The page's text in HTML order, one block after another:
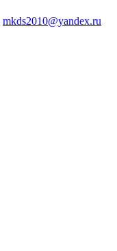
mkds2010@yandex.ru